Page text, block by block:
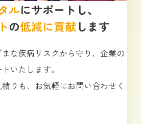
ルにサポートし、
の低減に貢献します
な疾病リスクから守り、企業の
いたします。
りも、お気軽にお問い合わせく